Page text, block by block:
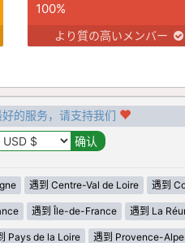
100%
より質の高いメンバー
的服务，请支持我们
遇到 Centre-Val de Loire 遇到
遇到 Île-de-France 遇到 La
Pays de la Loire 遇到 Provence-